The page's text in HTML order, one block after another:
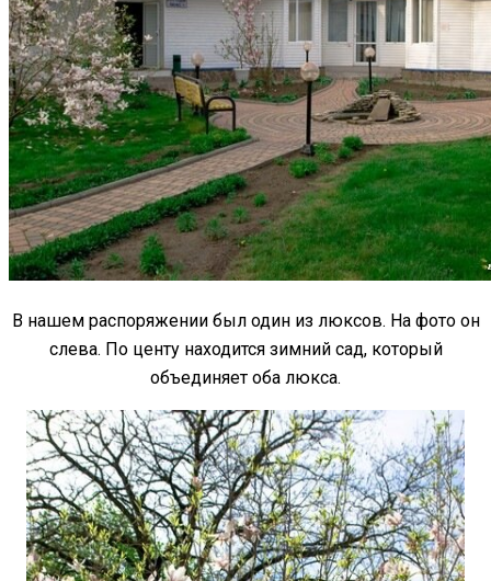
В нашем распоряжении был один из люксов. На фото он
слева. По центу находится зимний сад, который
объединяет оба люкса.